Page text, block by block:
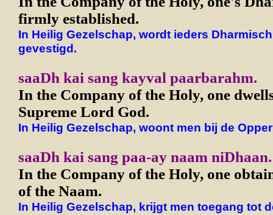
firmly established.
In Heilig Gezelschap, wordt ieders
gevestigd.
saaDh kai sang kayval paarbarahm.
In the Company of the Holy, one
Supreme Lord God.
In Heilig Gezelschap, woont men bij de
saaDh kai sang paa-ay naam niDhaan.
In the Company of the Holy, one
of the Naam.
In Heilig Gezelschap, krijgt men toegang tot